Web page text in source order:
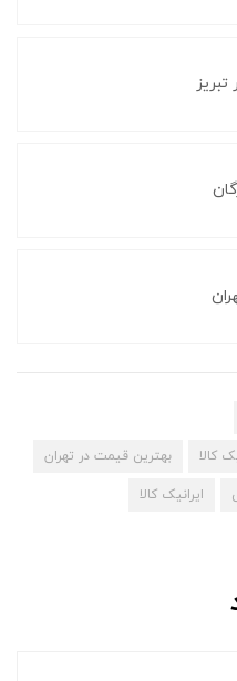
کالا بهترین قیمت در تهران
ایرانیک کالا